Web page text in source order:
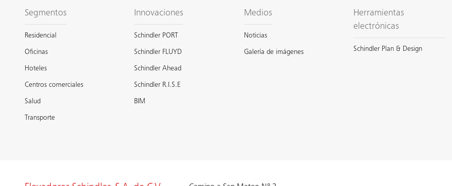
Segmentos
Residencial
Oficinas
Hoteles
Centros comerciales
Salud
Transporte
Innovaciones
Schindler PORT
Schindler FLUYD
Schindler Ahead
Schindler R.I.S.E
BIM
Medios
Noticias
Galería de imágenes
Herramientas
electrónicas
Schindler Plan & Design